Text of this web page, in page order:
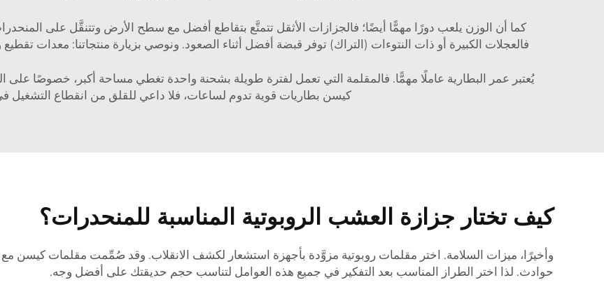
كما أن الوزن يلعب دورًا مهمًّا أيضًا؛ فالجزازات الأثقل تتمتَّع بتقاطع أفضل مع سطح الأرض وتتنقَّل على
فالعجلات الكبيرة أو ذات النتوءات (التراك) توفر قبضة أفضل أثناء الصعود. ونوصي بزيارة منتجاتنا: معدات
يُعتبر عمر البطارية عاملًا مهمًّا. فالمقلمة التي تعمل لفترة طويلة بشحنة واحدة تغطي مساحة أكبر، خصوصًا
كيسن بطاريات قوية تدوم لساعات، فلا داعي للقلق من انقطاع التشغيل
كيف تختار جزازة العشب الروبوتية المناسبة للمنحدرات؟
وأخيرًا، ميزات السلامة. اختر مقلمات روبوتية مزوَّدة بأجهزة استشعار لكشف الانقلاب. وقد صُمِّمت مقلمات كيسن مع
حوادث. لذا اختر الطراز المناسب بعد التفكير في جميع هذه العوامل لتناسب حجم حديقتك على أفضل وجه.